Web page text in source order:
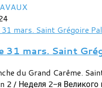
31 mars. Saint
du Grand Carême.
2 / Неделя 2-я Великого